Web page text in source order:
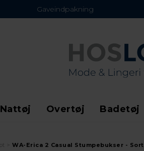
Gaveindpakning
Nattøj Overtøj Badetøj
WA-Erica 2 Casual Stumpebukser - Sort